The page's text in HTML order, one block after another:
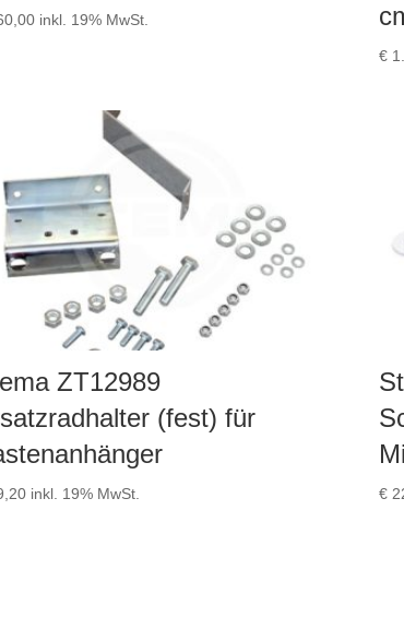
inkl. 19% MwSt.
€
ZT12989
(fest) für
inkl. 19% MwSt. €